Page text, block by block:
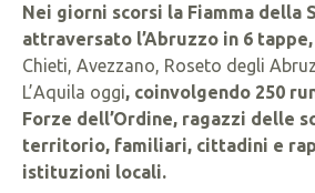
Nei giorni scorsi la Fiamma della
attraversato l’Abruzzo in 6 tappe,
Chieti, Avezzano, Roseto degli
L’Aquila oggi, coinvolgendo 250
Forze dell’Ordine, ragazzi delle
territorio, familiari, cittadini e
istituzioni locali.